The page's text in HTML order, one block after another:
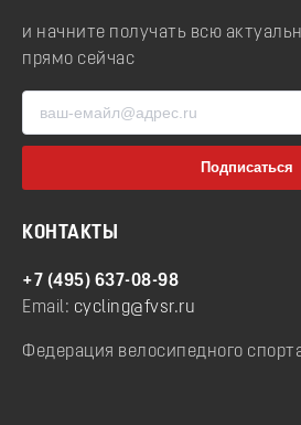
и начните получать всю
прямо сейчас
КОНТАКТЫ
+7 (495) 637-08-98
Email: cycling@fvsr.ru
Федерация велосипедного